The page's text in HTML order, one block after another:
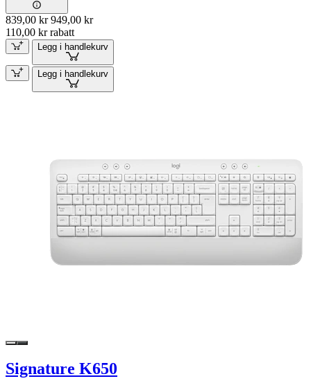
839,00 kr 949,00 kr
110,00 kr rabatt
Legg i handlekurv
Legg i handlekurv
Signature K650